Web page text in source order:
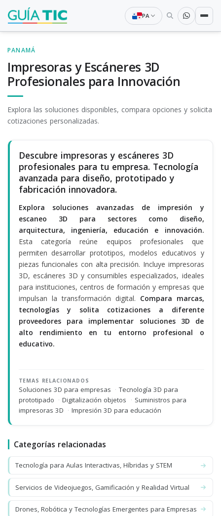
PA
PANAMÁ
Impresoras y Escáneres 3D
Profesionales para Innovación
Explora las soluciones disponibles, compara opciones y solicita
cotizaciones personalizadas.
Descubre impresoras y escáneres 3D
profesionales para tu empresa. Tecnología
avanzada para diseño, prototipado y
fabricación innovadora.
Explora soluciones avanzadas de impresión y
escaneo 3D para sectores como diseño,
arquitectura, ingeniería, educación e innovación.
Esta categoría reúne equipos profesionales que
permiten desarrollar prototipos, modelos educativos y
piezas funcionales con alta precisión. Incluye impresoras
3D, escáneres 3D y consumibles especializados, ideales
para instituciones, centros de formación y empresas que
impulsan la transformación digital. Compara marcas,
tecnologías y solita cotizaciones a diferente
proveedores para implementar soluciones 3D de
alto rendimiento en tu entorno profesional o
educativo.
TEMAS RELACIONADOS
Soluciones 3D para empresas · Tecnología 3D para
prototipado · Digitalización objetos · Suministros para
impresoras 3D · Impresión 3D para educación
Categorías relacionadas
Tecnología para Aulas Interactivas, Híbridas y STEM
Servicios de Videojuegos, Gamificación y Realidad Virtual
Drones, Robótica y Tecnologías Emergentes para Empresas